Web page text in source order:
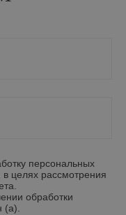
персональных
целях рассмотрения
обработки
(а).